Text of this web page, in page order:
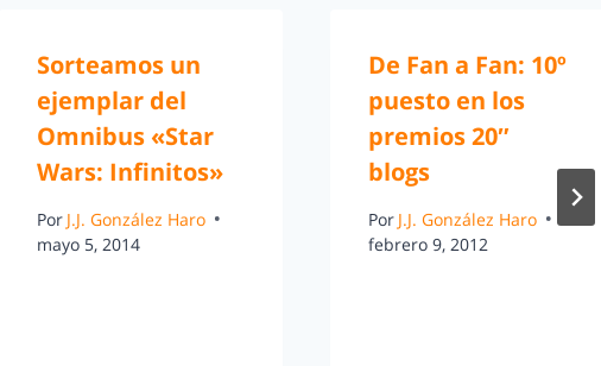
Sorteamos un
ejemplar del
Omnibus «Star
Wars: Infinitos»
Por J.J. González Haro
mayo 5, 2014
De Fan a Fan: 10º
puesto en los
premios 20″
blogs
Por J.J. González Haro
febrero 9, 2012